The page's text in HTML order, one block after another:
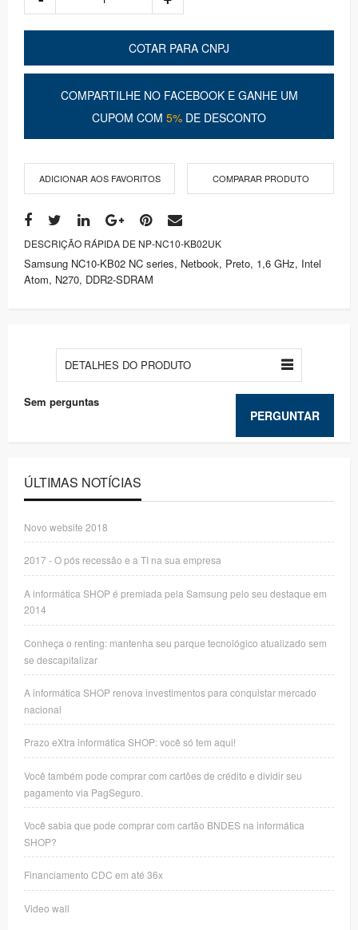
COTAR PARA CNPJ
COMPARTILHE NO FACEBOOK E GANHE UM
CUPOM COM 5% DE DESCONTO
ADICIONAR AOS FAVORITOS COMPARAR PRODUTO
DESCRIÇÃO RÁPIDA DE NP-NC10-KB02UK
Samsung NC10-KB02 NC series, Netbook, Preto, 1,6 GHz, Intel
Atom, N270, DDR2-SDRAM
DETALHES DO PRODUTO
PERGUNTAR
Sem perguntas
ÚLTIMAS NOTÍCIAS
Novo website 2018
2017 - O pós recessão e a TI na sua empresa
A informática SHOP é premiada pela Samsung pelo seu destaque em
2014
Conheça o renting: mantenha seu parque tecnológico atualizado sem
se descapitalizar
A informática SHOP renova investimentos para conquistar mercado
nacional
Prazo eXtra informática SHOP: você só tem aqui!
Você também pode comprar com cartões de crédito e dividir seu
pagamento via PagSeguro.
Você sabia que pode comprar com cartão BNDES na informática
SHOP?
Financiamento CDC em até 36x
Video wall